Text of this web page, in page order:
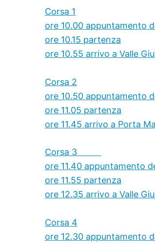
Corsa 1
ore 10.00 appuntamento
ore 10.15 partenza
ore 10.55 arrivo a Valle
Corsa 2
ore 10.50 appuntamento
ore 11.05 partenza
ore 11.45 arrivo a Porta
Corsa 3
ore 11.40 appuntamento
ore 11.55 partenza
ore 12.35 arrivo a Valle
Corsa 4
ore 12.30 appuntamento